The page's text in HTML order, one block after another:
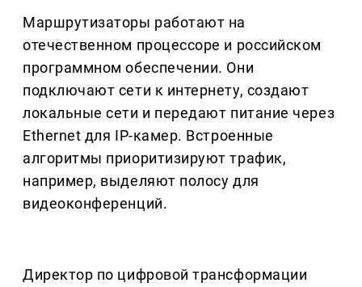
Маршрутизаторы работают на
отечественном процессоре и российском
программном обеспечении. Они
подключают сети к интернету, создают
локальные сети и передают питание через
Ethernet для IP-камер. Встроенные
алгоритмы приоритизируют трафик,
например, выделяют полосу для
видеоконференций.
Директор по цифровой трансформации